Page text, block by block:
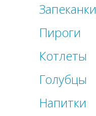
Запеканки
Пироги
Котлеты
Голубцы
Напитки